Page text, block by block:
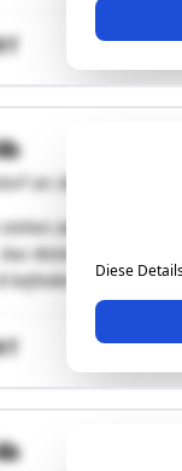
Diese
an der Schmida
stehen zwei
Wohnhaus B steht
befinden sich in